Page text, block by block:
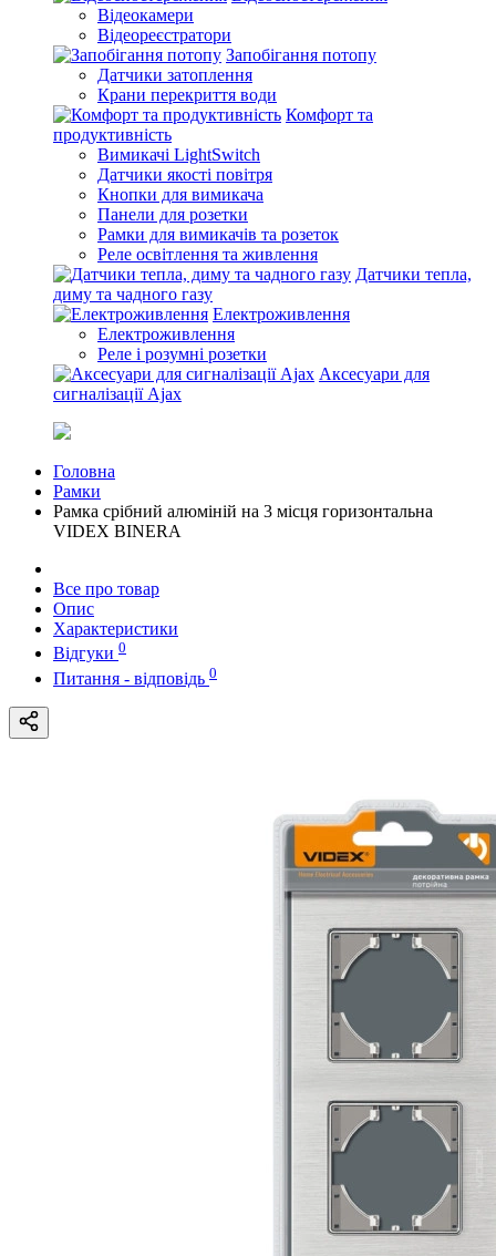
Відеокамери
Відеореєстратори
Запобігання потопу
Датчики затоплення
Крани перекриття води
Комфорт та
продуктивність
Вимикачі LightSwitch
Датчики якості повітря
Кнопки для вимикача
Панели для розетки
Рамки для вимикачів та розеток
Реле освітлення та живлення
Датчики тепла,
диму та чадного газу
Електроживлення
Електроживлення
Реле і розумні розетки
Аксесуари для
сигналізації Ajax
Головна
Рамки
Рамка срібний алюміній на 3 місця горизонтальна
VIDEX BINERA
Все про товар
Опис
Характеристики
Відгуки 0
Питання - відповідь 0